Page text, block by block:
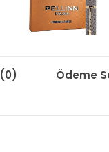
(0) Ödeme